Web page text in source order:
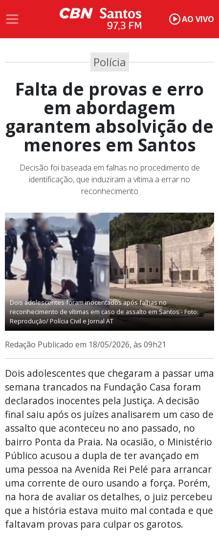
AO VIVO
Polícia
Falta de provas e erro
em abordagem
garantem absolvição de
menores em Santos
Decisão foi baseada em falhas no procedimento de
identificação, que induziram a vítima a errar no
reconhecimento
Dois adolescentes foram inocentados após falhas no
reconhecimento de vítimas em caso de assalto em Santos - Foto:
Reprodução/ Polícia Civil e Jornal AT
Redação Publicado em 18/05/2026, às 09h21
Dois adolescentes que chegaram a passar uma
semana trancados na Fundação Casa foram
declarados inocentes pela Justiça. A decisão
final saiu após os juízes analisarem um caso de
assalto que aconteceu no ano passado, no
bairro Ponta da Praia. Na ocasião, o Ministério
Público acusou a dupla de ter avançado em
uma pessoa na Avenida Rei Pelé para arrancar
uma corrente de ouro usando a força. Porém,
na hora de avaliar os detalhes, o juiz percebeu
que a história estava muito mal contada e que
faltavam provas para culpar os garotos.